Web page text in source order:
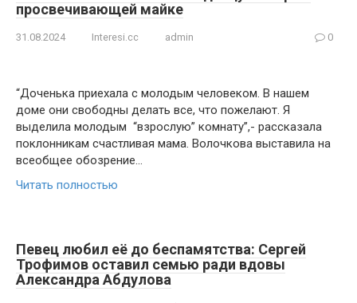
просвечивающей майке
31.08.2024 Interesi.cc admin 0
“Доченька приехала с молодым человеком. В нашем
доме они свободны делать все, что пожелают. Я
выделила молодым “взрослую” комнату”,- рассказала
поклонникам счастливая мама. Волочкова выставила на
всеобщее обозрение…
Читать полностью
Певец любил её до беспамятства: Сергей
Трофимов оставил семью ради вдовы
Александра Абдулова